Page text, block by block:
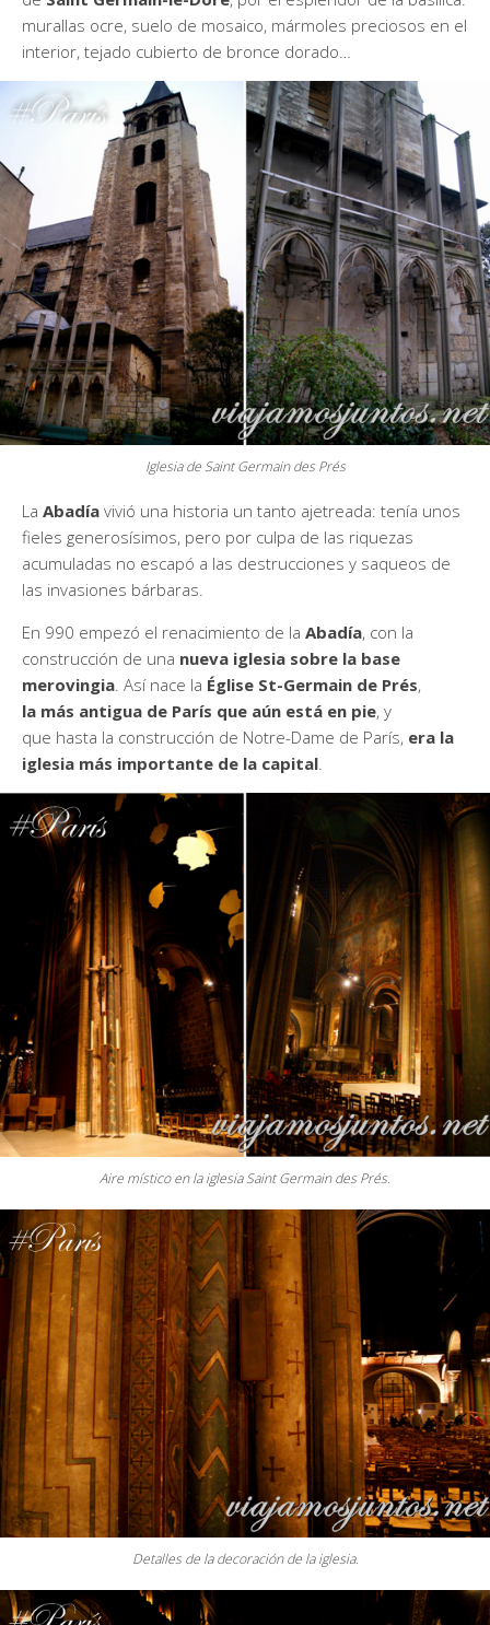
murallas ocre, suelo de mosaico, mármoles preciosos en el
interior, tejado cubierto de bronce dorado…
Iglesia de Saint Germain des Prés
La Abadía vivió una historia un tanto ajetreada: tenía unos
fieles generosísimos, pero por culpa de las riquezas
acumuladas no escapó a las destrucciones y saqueos de
las invasiones bárbaras.
En 990 empezó el renacimiento de la Abadía, con la
construcción de una nueva iglesia sobre la base
merovingia. Así nace la Église St-Germain de Prés,
la más antigua de París que aún está en pie, y
que hasta la construcción de Notre-Dame de París, era la
iglesia más importante de la capital.
Aire místico en la iglesia Saint Germain des Prés.
Detalles de la decoración de la iglesia.